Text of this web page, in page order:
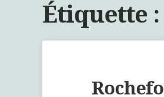
Étiquette :